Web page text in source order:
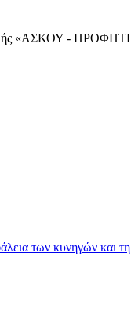
των κυνηγών και
«ΑΣΚΟΥ -